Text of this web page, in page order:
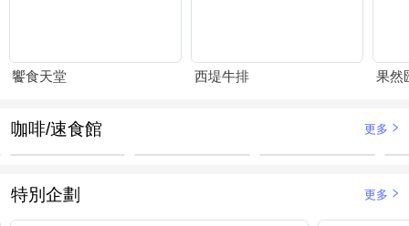
饗食天堂 西堤牛排 果然
咖啡/速食館 更多
特別企劃 更多